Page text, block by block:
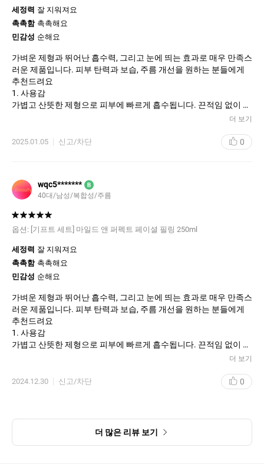
3. 효과
• 각질 제거
민감성 피부도 사용할 수 있을 만큼 순하지만 각질 제거 효과는 확실
합니다. 사용 후 피부가 매끈하고 부드러워지며, 피부결이 정돈된
느낌을 받았습니다.
• 피부 톤 개선
피부 표면의 묵은 각질과 노폐물을 부드럽게 제거해주어, 한결 밝아
진 피부 톤을 느낄 수 있었습니다.
• 보습감 유지
필링 제품임에도 사용 후 피부가 건조하지 않고 촉촉하게 마무리되
• 각질 제거와 피부 결 개선 효과를 동시에 제공
• 세안 후 당김 없이 촉촉한 마무리감
5. 아쉬운 점
각질 관리용으로 적합
• 극건성 피부의 경우 추가적인 보습이 필요할 수 있음
프리메라 [아세페 ONLY] 마일드 앤 퍼펙트 페이셜 필링은 피부가 민
감하거나 자극 없이 각질 관리를 하고 싶은 분들에게 추
세정력 잘 지워져요
촉촉함 촉촉해요
민감성 순해요
가벼운 제형과 뛰어난 흡수력, 그리고 눈에 띄는 효과로 매우 만족스
러운 제품입니다. 피부 탄력과 보습, 주름 개선을 원하는 분들에게
추천드려요
1. 사용감
가볍고 산뜻한 제형으로 피부에 빠르게 흡수됩니다. 끈적임 없이 피
부에 촉촉함을 남기며, 건조함을 빠르게 해소해줍니다. 특히 메이크
되는 성분이 함유되어 있어, 나이 들어 보이는 피부 고민을 덜어주는
효과를 느꼈습니다. 수분감이 오래 지속되어 건조한 피부에도 적합
하다고 생각됩니다.
3. 향
향은 은은하고 자연스러워, 향에 민감한 분들도 부담 없이 사용할 수
있을 것 같습니다. 인위적이지 않은 자연 유래 향이 기분 좋은 스킨
케어 시간을 만들어 줍니다.
4. 가격
가격대는 중상급으로, 효과를 고려하면 적당한 편입니다. 조금 비싸
게 느껴질 수 있지만, 탄력과 주름 개선 효과를 생각하면 재구매 의
사가 있습니다.
5. 총평
가벼운 제형과 뛰어난 흡수력, 그리고 눈에 띄는 효과로 매우 만족스
러운 제품입니다. 피부 탄력과 보습, 주름 개선을 원하는 분들에게
추천드리며, 특히 민감성 피부에도 무리 없이 사용할 수 있어 좋습니
더 보기
2025.01.05 신고/차단 0
wqc5******* B
40대/남성/복합성/주름
옵션: [기프트 세트] 마일드 앤 퍼펙트 페이셜 필링 250ml
세정력 잘 지워져요
촉촉함 촉촉해요
민감성 순해요
가벼운 제형과 뛰어난 흡수력, 그리고 눈에 띄는 효과로 매우 만족스
러운 제품입니다. 피부 탄력과 보습, 주름 개선을 원하는 분들에게
추천드려요
1. 사용감
가볍고 산뜻한 제형으로 피부에 빠르게 흡수됩니다. 끈적임 없이 피
부에 촉촉함을 남기며, 건조함을 빠르게 해소해줍니다. 특히 메이크
되는 성분이 함유되어 있어, 나이 들어 보이는 피부 고민을 덜어주는
효과를 느꼈습니다. 수분감이 오래 지속되어 건조한 피부에도 적합
더 보기
2024.12.30 신고/차단 0
더 많은 리뷰 보기